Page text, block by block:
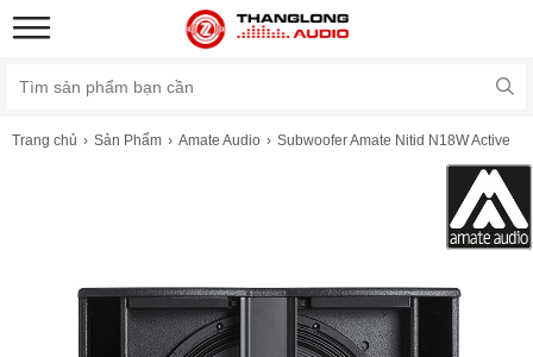
Trang chủ Sản Phẩm Amate Audio Subwoofer Amate Nitid N18W Active